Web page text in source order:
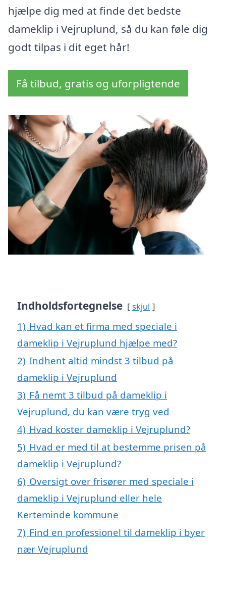
hjælpe dig med at finde det bedste
dameklip i Vejruplund, så du kan føle dig
godt tilpas i dit eget hår!
Få tilbud, gratis og uforpligtende
Indholdsfortegnelse skjul
1) Hvad kan et firma med speciale i
dameklip i Vejruplund hjælpe med?
2) Indhent altid mindst 3 tilbud på
dameklip i Vejruplund
3) Få nemt 3 tilbud på dameklip i
Vejruplund, du kan være tryg ved
4) Hvad koster dameklip i Vejruplund?
5) Hvad er med til at bestemme prisen på
dameklip i Vejruplund?
6) Oversigt over frisører med speciale i
dameklip i Vejruplund eller hele
Kerteminde kommune
7) Find en professionel til dameklip i byer
nær Vejruplund